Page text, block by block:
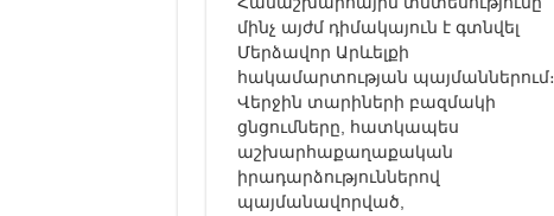
մինչ այժմ դիմակայուն է գտնվել
Մերձավոր Արևելքի
հակամարտության պայմաններում։
Վերջին տարիների բազմակի
ցնցումները, հատկապես
աշխարհաքաղաքական
իրադարձություններով
պայմանավորված,